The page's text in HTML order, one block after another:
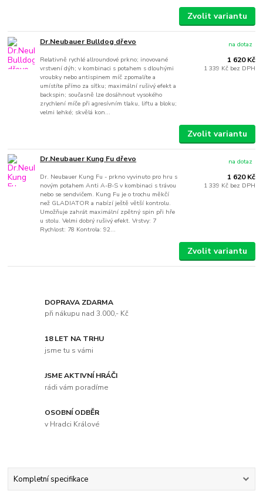
Zvolit variantu
Dr.Neubauer Bulldog dřevo
Relativně rychlé allroundové prkno; inovované
vrstvení dýh; v kombinaci s potahem s dlouhými
vroubky nebo antispinem míč zpomalíte a
umístíte přímo za síťku; maximální rušivý efekt a
backspin; současně lze dosáhnout vysokého
zrychlení míče při agresívním tlaku, liftu a bloku;
velmi lehké; skvělá kon...
1 620 Kč
1 339 Kč bez DPH
na dotaz
Zvolit variantu
Dr.Neubauer Kung Fu dřevo
Dr. Neubauer Kung Fu - prkno vyvinuto pro hru s
novým potahem Anti A-B-S v kombinaci s trávou
nebo se sendvičem. Kung Fu je o trochu měkčí
než GLADIATOR a nabízí ještě větší kontrolu.
Umožňuje zahrát maximální zpětný spin při hře
u stolu. Velmi dobrý rušivý efekt. Vrstvy: 7
Rychlost: 78 Kontrola: 92...
1 620 Kč
1 339 Kč bez DPH
na dotaz
Zvolit variantu
DOPRAVA ZDARMA
při nákupu nad 3.000,- Kč
18 LET NA TRHU
jsme tu s vámi
JSME AKTIVNÍ HRÁČI
rádi vám poradíme
OSOBNÍ ODBĚR
v Hradci Králové
Kompletní specifikace